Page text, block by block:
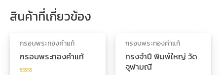
สินค้าที่เกี่ยวข้อง
กรอบพระทองคำแท้
กรอบพระทองคำแท้
กรอบพระทองคำแท้
ทรงจำปี พิมพ์ใหญ่ วัด
จุฬามณี